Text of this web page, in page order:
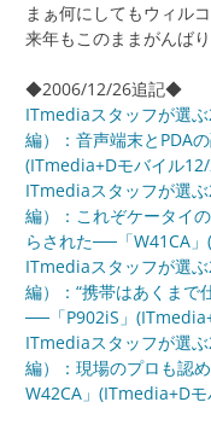
まぁ何にしてもウィル
来年もこのままがんば
◆2006/12/26追記◆
ITmediaスタッフが選
編）：音声端末とPDA
(ITmedia+Dモバイル
ITmediaスタッフが選
編）：これぞケータイ
らされた──「W41CA
ITmediaスタッフが選
編）：“携帯はあくまで
──「P902iS」
ITmediaスタッフが選
編）：現場のプロも認
W42CA」(ITmedia+D